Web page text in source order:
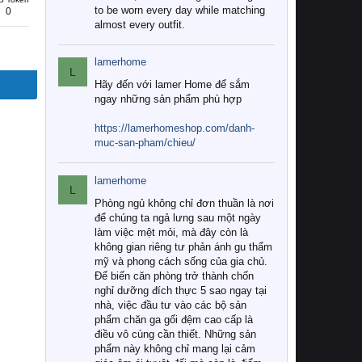
0
to be worn every day while matching
almost every outfit.
L
lamerhome
Hãy đến với lamer Home để sắm
ngay những sản phẩm phù hợp
https://lamerhomeshop.com/danh-
muc-san-pham/chieu/
L
lamerhome
Phòng ngủ không chỉ đơn thuần là nơi
để chúng ta ngả lưng sau một ngày
làm việc mệt mỏi, mà đây còn là
không gian riêng tư phản ánh gu thẩm
mỹ và phong cách sống của gia chủ.
Để biến căn phòng trở thành chốn
nghỉ dưỡng đích thực 5 sao ngay tại
nhà, việc đầu tư vào các bộ sản
phẩm chăn ga gối đệm cao cấp là
điều vô cùng cần thiết. Những sản
phẩm này không chỉ mang lại cảm